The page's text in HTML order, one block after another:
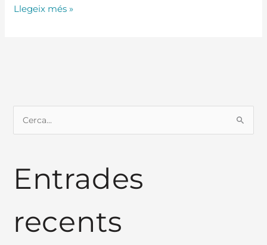
Llegeix més »
c
aEntrades
recents